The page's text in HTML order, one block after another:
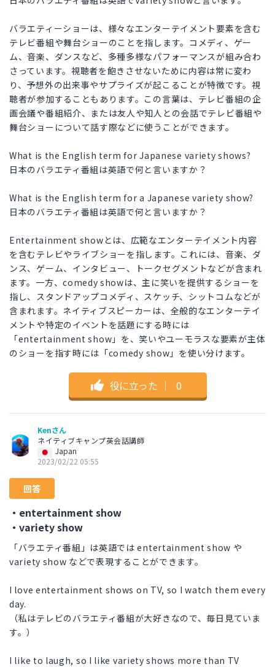
バラエティーショーは、様々なエンターテイメント要素を含む
テレビ番組や舞台ショーのことを指します。コメディ、ゲー
ム、音楽、ダンスなど、多種多様なパフォーマンスが組み合わ
さっています。視聴者を飽きさせないために内容は常に変わ
り、予想外の出来事やサプライズが起こることが特徴です。視
聴者が参加することもあります。この言葉は、テレビ番組の企
画会議や番組紹介、または友人や知人との会話でテレビ番組や
舞台ショーについて話す際などに使うことができます。
What is the English term for Japanese variety shows?
日本のバラエティ番組は英語で何と言いますか？
What is the English term for a Japanese variety show?
日本のバラエティ番組は英語で何と言いますか？
Entertainment showとは、広範なエンターテイメント内容
を含むテレビやライブショーを指します。これには、音楽、ダ
ンス、ゲーム、インタビュー、トークセグメントなどが含まれ
ます。一方、comedy showは、主に笑いを提供するショーを
指し、スタンドアップコメディ、スケッチ、シットコムなどが
含まれます。ネイティブスピーカーは、全般的なエンターテイ
メントや特定のイベントを話題にする時には
「entertainment show」を、笑いやユーモラスな要素が主体
のショーを指す時には「comedy show」を使い分けます。
役に立った ｜ 0
Kenさん
ネイティブキャンプ英会話講師
Japan
2023/02/22 05:55
回答
・entertainment show
・variety show
「バラエティ番組」は英語では entertainment show や
variety show などで表現することができます。
I love entertainment shows on TV, so I watch them every
day.
（私はテレビのバラエティ番組が大好きなので、毎日見ていま
す。）
I like to laugh, so I like variety shows more than TV